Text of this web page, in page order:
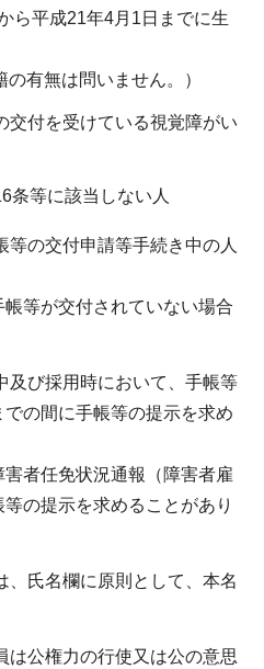
ら平成21年4月1日までに生
の有無は問いません。）
交付を受けている視覚障がい
条等に該当しない人
の交付申請等手続き中の人
等が交付されていない場合
び採用時において、手帳等
の間に手帳等の提示を求め
者任免状況通報（障害者雇
の提示を求めることがあり
氏名欄に原則として、本名
公権力の行使又は公の意思